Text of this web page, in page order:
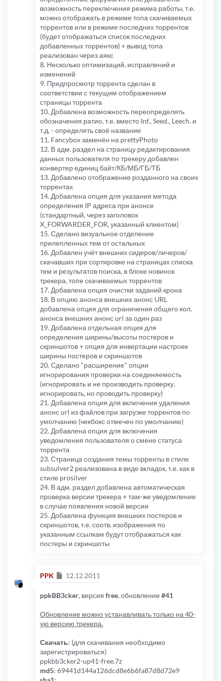
возможность переключения режима работы, т.е.
можно отображать в режиме топа скачиваемых
торрентов или в режиме последних торрентов
(будет отображаться список последних
добавленных торрентов) + вывод топа
реализован через аякс
8. Несколько оптимизаций, исправлений и
изменений
9. Предпросмотр торрента сделан в
соответствии с текущим отображением
страницы торрента
10. Добавлена возможность переопределять
обозначения ратио, т.е. вместо Inf., Seed., Leech. и
т.д. - определять своё название
11. Fancybox заменён на prettyPhoto
12. В адм. раздел на страницу редактирования
данных пользователя по трекеру добавлен
конвертер единиц байт/КБ/МБ/ГБ/ТБ
13. Добавлено отображение розданного на своих
торрентах
14. Добавлена опция для указания метода
определения IP адреса при анонсе
(стандартный, через заголовок
X_FORWARDER_FOR, указанный клиентом)
15. Сделано визуальное отделение
прилепленных тем от остальных
16. Добавлен учёт внешних сидеров/личеров/
скачавших при сортировке на страницах списка
тем и результатов поиска, в блоке новинок
трекера, топе скачиваемых торрентов
17. Добавлена опция очистки заданий крона
18. В опцию анонса внешних анонс URL
добавлена опция для ограничения общего кол.
анонса внешних анонс url за один раз
19. Добавлена отдельная опция для
определения ширины/высоты постеров и
скриншотов + опция для инвертации настроек
ширины постеров и скриншотов
20. Сделано "расширение" опции
игнорирования проверки на соединяемость
(игнорировать и не производить проверку,
игнорировать, но проводить проверку)
21. Добавлена опция для включения удаления
анонс url из файлов при загрузке торрентов по
умолчанию (чекбокс отмечен по умолчанию)
22. Добавлена опция для включения
уведомления пользователя о смене статуса
торрента
23. Страница создания темы торренты в стиле
subsulver2 реализована в виде вкладок, т.е. как в
стиле prosilver
24. В адм. раздел добавлена автоматическая
проверка версии трекера + там-же уведомление
в случае появления новой версии
25. Добавлена функция внешних постеров и
скриншотов, т.е. соотв. изображения по
указанным ссылкам будут отображаться как
постеры и скриншоты
PPK Сообщение
12.12.2011
ppkBB3cker, версия free, обновление #41
Обновление можно устанавливать только на 40-
ую версию трекера.
Скачать: (для скачивания необходимо
зарегистрироваться)
ppkbb3cker2-up41-free.7z
md5: 69441d144a126dcd8e6b6fa87d8d72e9